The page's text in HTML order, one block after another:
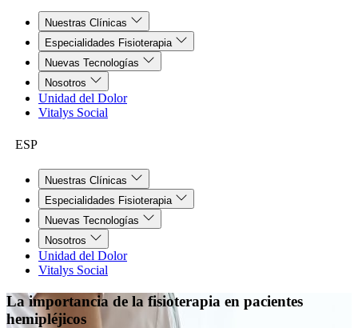
Nuestras Clínicas
Especialidades Fisioterapia
Nuevas Tecnologías
Nosotros
Unidad del Dolor
Vitalys Social
ESP
Nuestras Clínicas
Especialidades Fisioterapia
Nuevas Tecnologías
Nosotros
Unidad del Dolor
Vitalys Social
La importancia de la fisioterapia en pacientes
hemipléjicos